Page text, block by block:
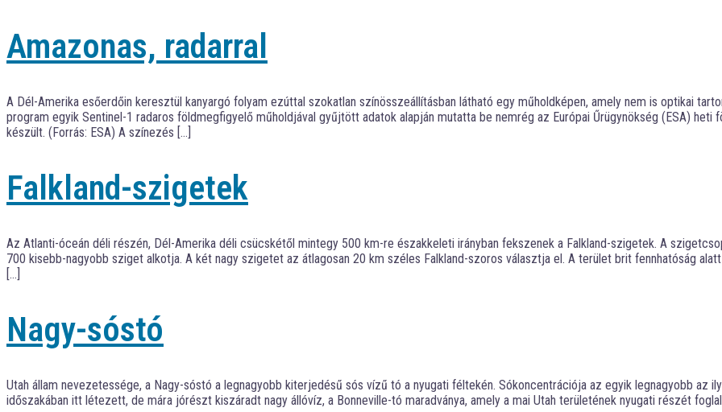
Amazonas, radarral
A Dél-Amerika esőerdőin keresztül kanyargó folyam ezúttal szokatlan színösszeállításban látható egy műholdképen, amely nem is optikai
program egyik Sentinel-1 radaros földmegfigyelő műholdjával gyűjtött adatok alapján mutatta be nemrég az Európai Űrügynökség (ESA)
készült. (Forrás: ESA) A színezés […]
Falkland-szigetek
Az Atlanti-óceán déli részén, Dél-Amerika déli csücskétől mintegy 500 km-re északkeleti irányban fekszenek a Falkland-szigetek. A
700 kisebb-nagyobb sziget alkotja. A két nagy szigetet az átlagosan 20 km széles Falkland-szoros választja el. A terület brit fennhatóság
[…]
Nagy-sóstó
Utah állam nevezetessége, a Nagy-sóstó a legnagyobb kiterjedésű sós vízű tó a nyugati féltekén. Sókoncentrációja az egyik legnagyobb az
időszakában itt létezett, de mára jórészt kiszáradt nagy állóvíz, a Bonneville-tó maradványa, amely a mai Utah területének nyugati részét